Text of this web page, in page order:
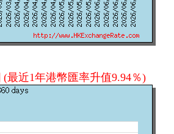
(最近1年港幣匯率升值9.94％)